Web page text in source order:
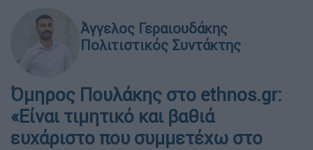
Άγγελος Γεραιουδάκης
Πολιτιστικός Συντάκτης
Όμηρος Πουλάκης στο ethnos.gr:
«Είναι τιμητικό και βαθιά
ευχάριστο που συμμετέχω στο